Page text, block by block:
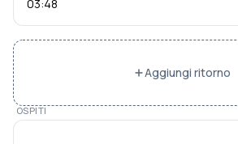
03:48
Aggiungi ritorno
OSPITI